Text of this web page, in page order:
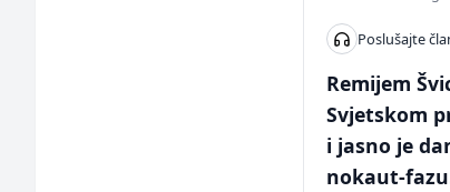
Poslušajte
Remijem
Svjetskom
i jasno je
nokaut-